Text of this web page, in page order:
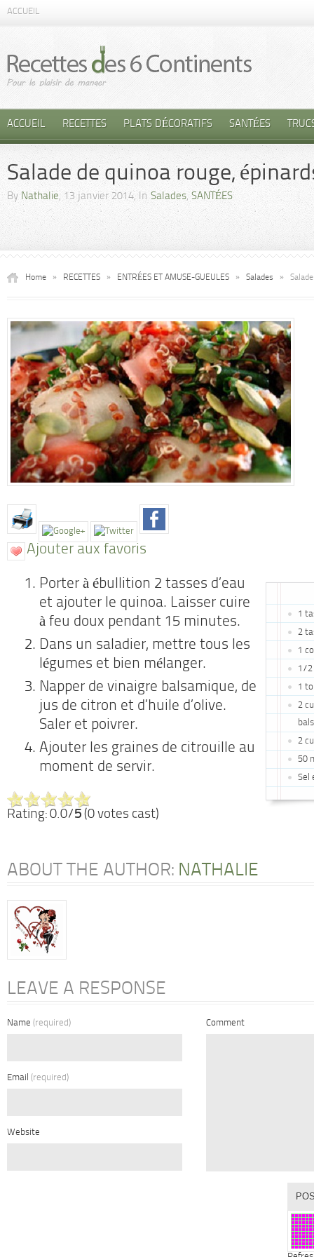
ACCUEIL
ACCUEIL RECETTES PLATS DÉCORATIFS SANTÉES
Salade de quinoa rouge,
By Nathalie, 13 janvier 2014, In Salades, SANTÉES
Home » RECETTES » ENTRÉES ET AMUSE-GUEULES » Salades »
Ajouter aux favoris
1
2
1
1/2
1
2
2
50
Sel
Porter à ébullition 2 tasses d’eau
et ajouter le quinoa. Laisser cuire
à feu doux pendant 15 minutes.
Dans un saladier, mettre tous les
légumes et bien mélanger.
Napper de vinaigre balsamique, de
jus de citron et d’huile d’olive.
Saler et poivrer.
Ajouter les graines de citrouille au
moment de servir.
Rating: 0.0/5 (0 votes cast)
ABOUT THE AUTHOR: NATHALIE
LEAVE A RESPONSE
Name (required)
Email (required)
Website
Comment